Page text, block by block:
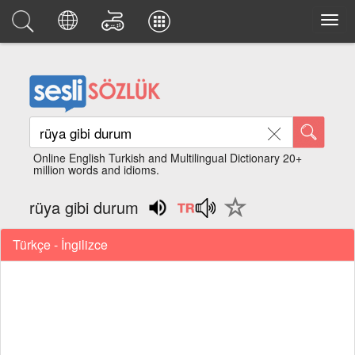
Online English Turkish and Multilingual Dictionary 20+
million words and idioms.
rüya gibi durum
Türkçe - İngilizce